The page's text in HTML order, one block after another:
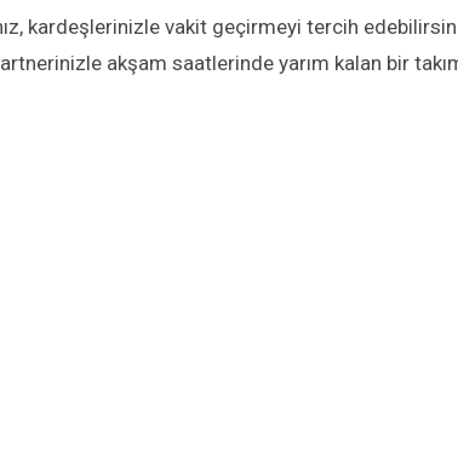
kardeşlerinizle vakit geçirmeyi tercih
akşam saatlerinde yarım kalan bir